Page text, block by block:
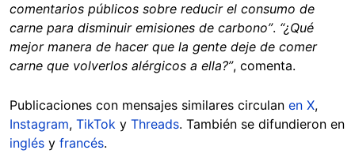
comentarios públicos sobre reducir el consumo de
carne para disminuir emisiones de carbono”. “¿Qué
mejor manera de hacer que la gente deje de comer
carne que volverlos alérgicos a ella?”, comenta.
Publicaciones con mensajes similares circulan en X,
Instagram, TikTok y Threads. También se difundieron en
inglés y francés.